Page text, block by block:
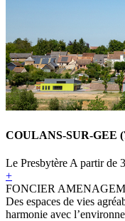
COULANS-SUR-GEE
Le Presbytère A partir de
+
FONCIER
Des espaces de vies
harmonie avec